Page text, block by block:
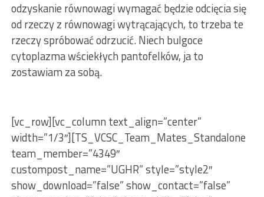
odzyskanie równowagi wymagać będzie odcięcia się
od rzeczy z równowagi wytrącających, to trzeba te
rzeczy spróbować odrzucić. Niech bulgoce
cytoplazma wściekłych pantofelków, ja to
zostawiam za sobą.
[vc_row][vc_column text_align=”center”
width=”1/3″][TS_VCSC_Team_Mates_Standalone
team_member=”4349″
custompost_name=”UGHR” style=”style2″
show_download=”false” show_contact=”false”